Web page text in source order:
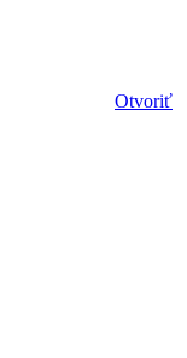
Otvoriť